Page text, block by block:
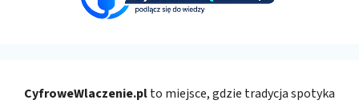
CyfroweWlaczenie.plto miejsce, gdzie tradycja spotyka